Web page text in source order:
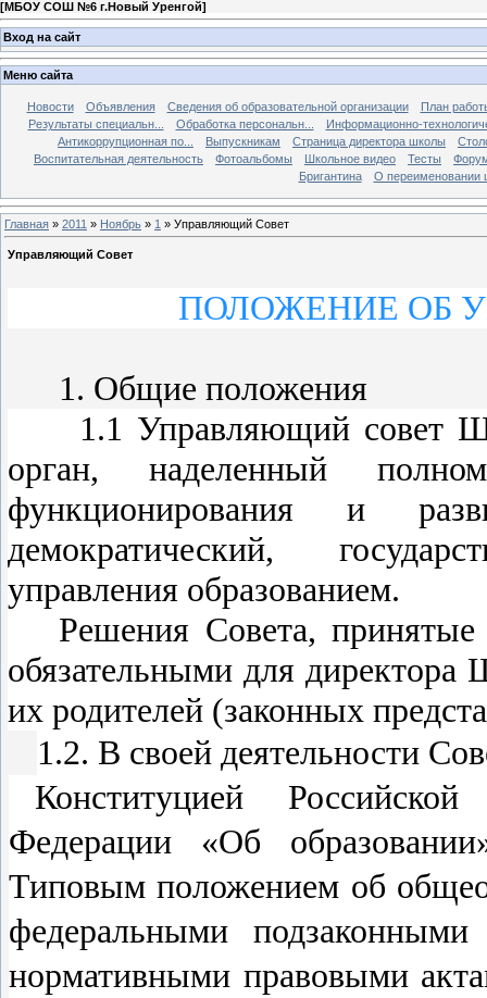
[МБОУ СОШ №6 г.Новый Уренгой]
Вход на сайт
Меню сайта
Новости Объявления Сведения об образовательной организации
План
Результаты специальн...
Обработка персональн...
Информационно-
Антикоррупционная по...
Выпускникам Страница директора школы
Воспитательная деятельность
Фотоальбомы Школьное видео Тесты
Бригантина
О переименовании
Главная » 2011 » Ноябрь » 1 » Управляющий Совет
Управляющий Совет
ПОЛОЖЕНИЕ ОБ
1. Общие положения
1.1 Управляющий совет
орган, наделенный
функционирования и
демократический,
управления образованием.
Решения Совета,
обязательными для
их родителей (законных
1.2. В своей деятельности
Конституцией
Федерации «Об
Типовым положением об
федеральными
нормативными правовыми